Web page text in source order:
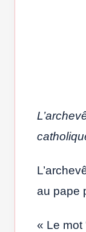
au pape
« Le mot